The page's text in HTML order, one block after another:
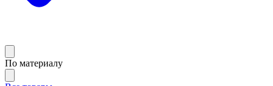
По материалу